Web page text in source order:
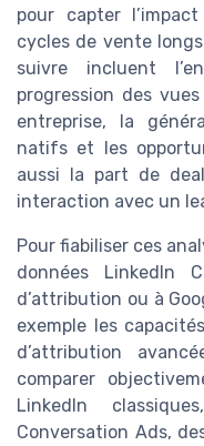
pour capter
cycles de vente
suivre incluent
progression des
entreprise, la
natifs et les
aussi la part de
interaction avec un
Pour fiabiliser ces
données LinkedIn
d’attribution ou à
exemple les
d’attribution
comparer
LinkedIn
Conversation Ads,